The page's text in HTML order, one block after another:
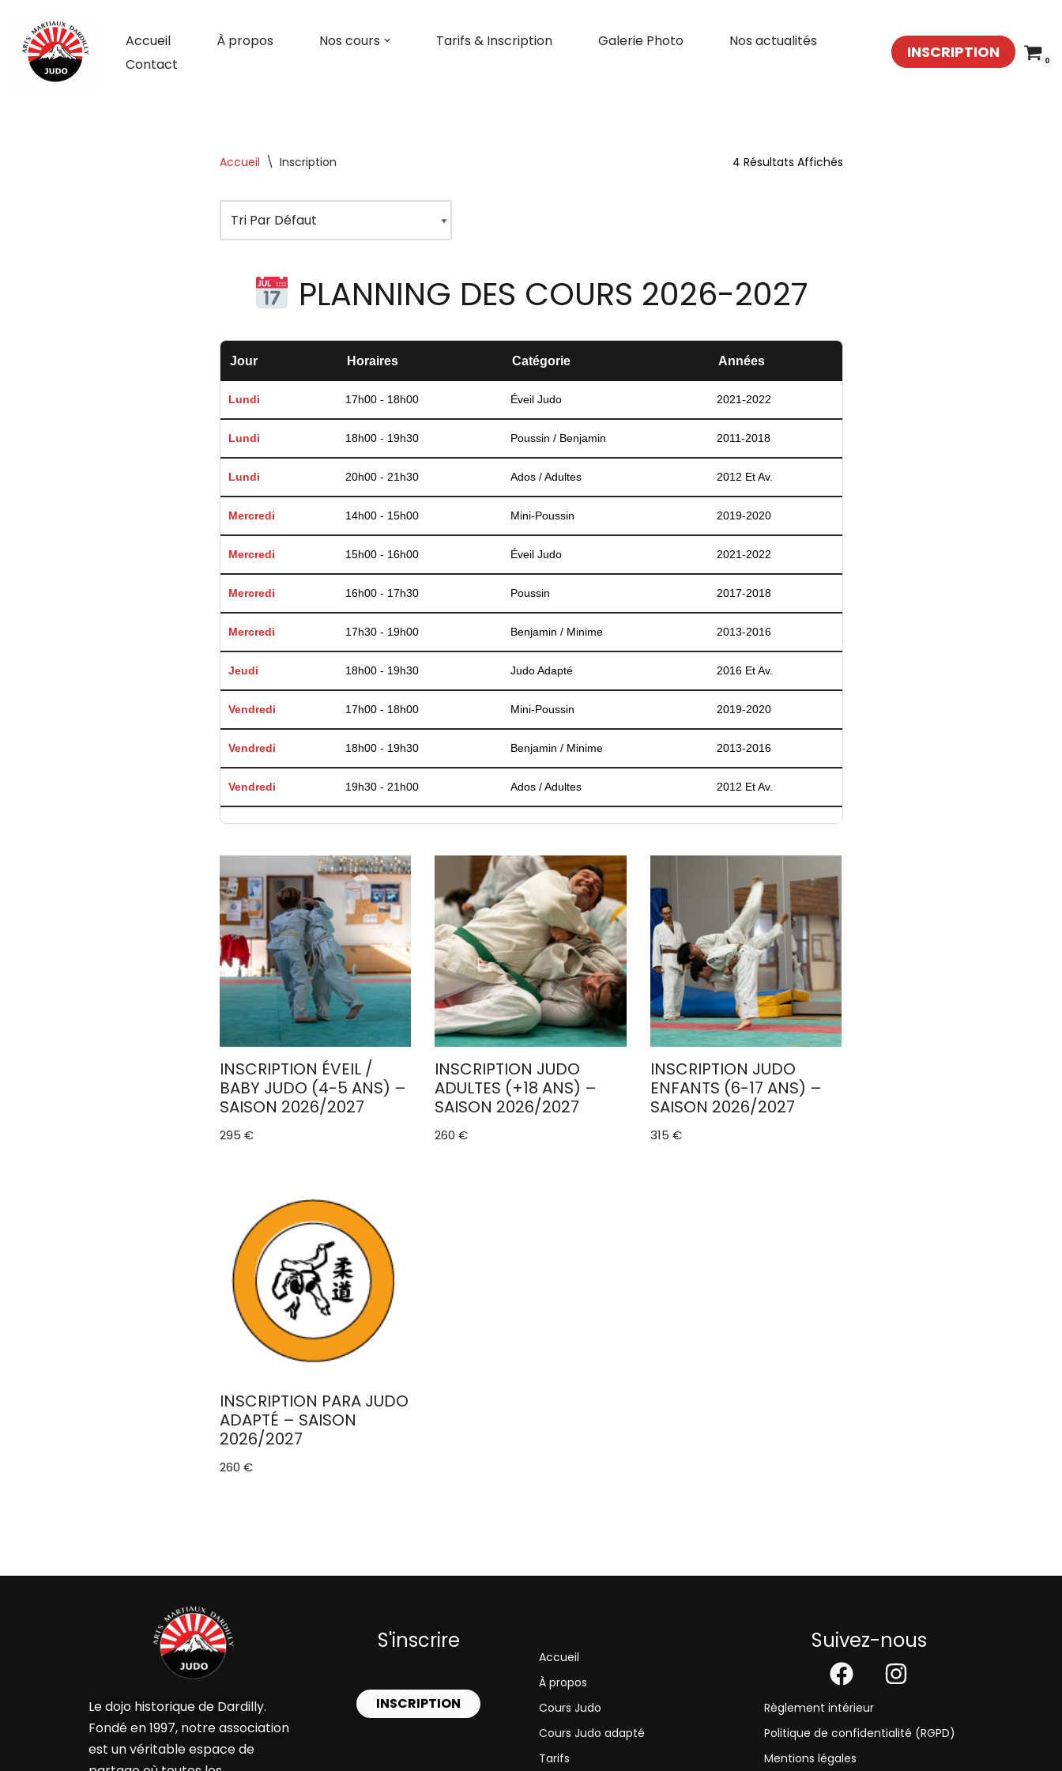
Aller
Contenu
Accueil À propos Nos cours Tarifs & Inscription Galerie Photo
Nos actualités
Contact
INSCRIPTION 0
Accueil \ Inscription 4 Résultats Affichés
PLANNING DES COURS 2026-2027
Jour Horaires Catégorie Années
Lundi 17h00 - 18h00 Éveil Judo 2021-2022
Lundi 18h00 - 19h30 Poussin / Benjamin 2011-2018
Lundi 20h00 - 21h30 Ados / Adultes 2012 Et Av.
Mercredi 14h00 - 15h00 Mini-Poussin 2019-2020
Mercredi 15h00 - 16h00 Éveil Judo 2021-2022
Mercredi 16h00 - 17h30 Poussin 2017-2018
Mercredi 17h30 - 19h00 Benjamin / Minime 2013-2016
Jeudi 18h00 - 19h30 Judo Adapté 2016 Et Av.
Vendredi 17h00 - 18h00 Mini-Poussin 2019-2020
Vendredi 18h00 - 19h30 Benjamin / Minime 2013-2016
Vendredi 19h30 - 21h00 Ados / Adultes 2012 Et Av.
INSCRIPTION ÉVEIL /
BABY JUDO (4-5 ANS) –
SAISON 2026/2027
295 €
INSCRIPTION JUDO
ADULTES (+18 ANS) –
SAISON 2026/2027
260€
INSCRIPTION JUDO
ENFANTS (6-17 ANS) –
SAISON 2026/2027
315 €
INSCRIPTION PARA JUDO
ADAPTÉ – SAISON
2026/2027
260 €
Le dojo historique de Dardilly.
Fondé en 1997, notre association
est un véritable espace de
S'inscrire
INSCRIPTION
Accueil
À propos
Cours Judo
Cours Judo adapté
Tarifs
Suivez-nous
Règlement intérieur
Politique de confidentialité (RGPD)
Mentions légales